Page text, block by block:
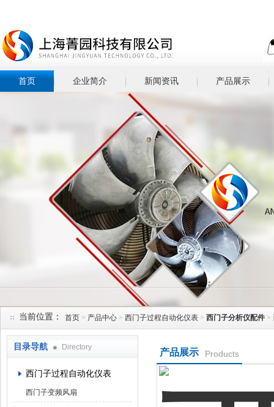
首页 企业简介 新闻资讯 产品展示
当前位置： 首页 > 产品中心 > 西门子过程自动化仪表 > 西门子分析仪配件 >
目录导航 Directory
西门子过程自动化仪表
西门子变频风扇
产品展示 Products